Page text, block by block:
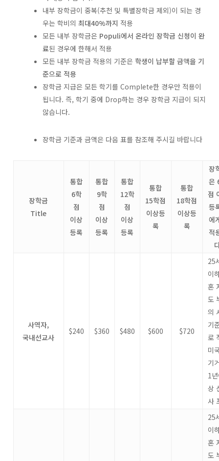
내부 장학금이 중복(추천 및 특별장학금 제외)이 되는 경
우는 학비의 최대40%까지 적용
모든 내부 장학금은 Populi에서 온라인 장학금 신청이 완
료된 경우에 한해서 적용
모든 내부 장학금 적용의 기준은 학생이 납부할 금액을 기
준으로 적용
장학금 지급은 모든 학기를 Complete한 경우만 적용이
됩니다. 즉, 학기 중에 Drop하는 경우 장학금 지급이 되지
않습니다.
장학금 기준과 금액은 다음 표를 참조해 주시길 바랍니다
장학금
Title
통합
6학
점
이상
등록
통합
9학
점
이상
등록
통합
12학
점
이상
등록
통합
15학점
이상등
록
통합
18학점
이상등
록
장
은
점
등
에
적
사역자,
국내선교사
$240 $360 $480 $600 $720
25
이
혼
도
의
기
로
미
기
1
상
사
25
이
혼
도